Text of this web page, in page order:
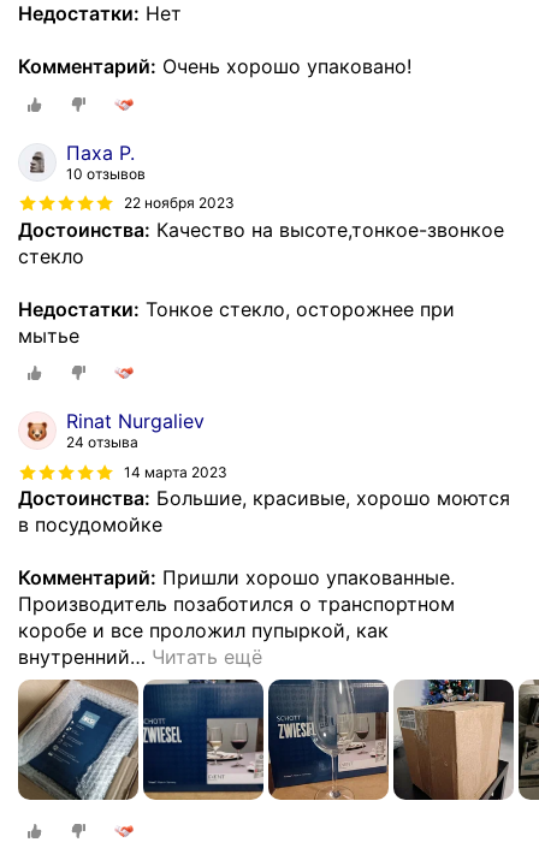
Недостатки: Нет
Комментарий: Очень хорошо упаковано!
Паха Р.
10 отзывов
22 ноября 2023
Достоинства: Качество на высоте,тонкое-звонкое
стекло
Недостатки: Тонкое стекло, осторожнее при
мытье
Rinat Nurgaliev
24 отзыва
14 марта 2023
Достоинства: Большие, красивые, хорошо моются
в посудомойке
Комментарий: Пришли хорошо упакованные.
Производитель позаботился о транспортном
коробе и все проложил пупыркой, как
внутренний… Читать ещё